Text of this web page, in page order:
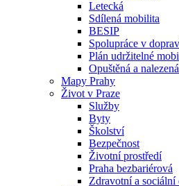
Letecká
Sdílená mobilita
BESIP
Spolupráce v
Plán udržitelné
Opuštěná a
Mapy Prahy
Život v Praze
Služby
Byty
Školství
Bezpečnost
Životní prostředí
Praha bezbariérová
Zdravotní a sociální